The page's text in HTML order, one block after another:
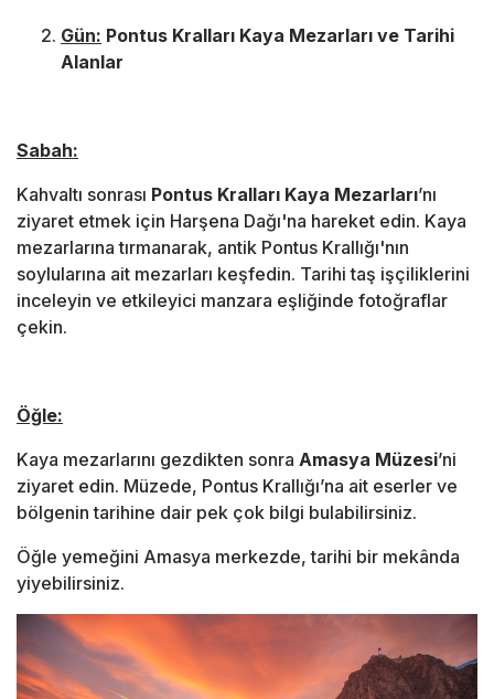
Gün: Pontus Kralları Kaya Mezarları ve Tarihi
Alanlar
Sabah:
Kahvaltı sonrası Pontus Kralları Kaya Mezarları’nı
ziyaret etmek için Harşena Dağı'na hareket edin. Kaya
mezarlarına tırmanarak, antik Pontus Krallığı'nın
soylularına ait mezarları keşfedin. Tarihi taş işçiliklerini
inceleyin ve etkileyici manzara eşliğinde fotoğraflar
çekin.
Öğle:
Kaya mezarlarını gezdikten sonra Amasya Müzesi’ni
ziyaret edin. Müzede, Pontus Krallığı’na ait eserler ve
bölgenin tarihine dair pek çok bilgi bulabilirsiniz.
Öğle yemeğini Amasya merkezde, tarihi bir mekânda
yiyebilirsiniz.